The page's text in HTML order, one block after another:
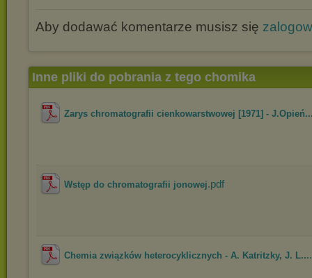
Aby dodawać komentarze musisz się
Inne pliki do pobrania z tego chomika
Zarys chromatografii cienkowarstwowej [1971] -
Wstęp do chromatografii jonowej.pdf
Chemia związków heterocyklicznych - A. Katritzky, J. L...